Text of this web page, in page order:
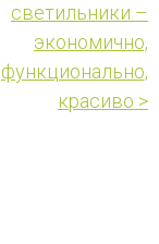
светильники –
экономично,
функционально,
красиво >